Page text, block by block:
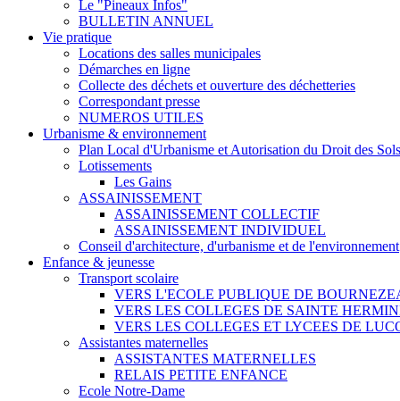
Le "Pineaux Infos"
BULLETIN ANNUEL
Vie pratique
Locations des salles municipales
Démarches en ligne
Collecte des déchets et ouverture des déchetteries
Correspondant presse
NUMEROS UTILES
Urbanisme & environnement
Plan Local d'Urbanisme et Autorisation du Droit des Sols
Lotissements
Les Gains
ASSAINISSEMENT
ASSAINISSEMENT COLLECTIF
ASSAINISSEMENT INDIVIDUEL
Conseil d'architecture, d'urbanisme et de l'environnement
Enfance & jeunesse
Transport scolaire
VERS L'ECOLE PUBLIQUE DE
VERS LES COLLEGES DE SAINTE
VERS LES COLLEGES ET LYCEES DE
Assistantes maternelles
ASSISTANTES MATERNELLES
RELAIS PETITE ENFANCE
Ecole Notre-Dame